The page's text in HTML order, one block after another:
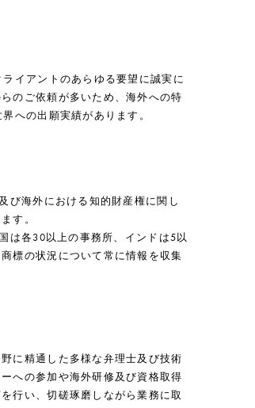
イアントのあらゆる要望に誠実に
のご依頼が多いため、海外への特
への出願実績があります。
び海外における知的財産権に関し
す。
は各30以上の事務所、インドは5以
標の状況について常に情報を収集
に精通した多様な弁理士及び技術
への参加や海外研修及び資格取得
行い、切磋琢磨しながら業務に取